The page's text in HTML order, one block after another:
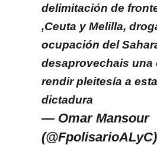
delimitación de
,Ceuta y Melilla,
ocupación del
desaprovechais una
rendir pleitesía a
dictadura
— Omar Mansour
(@FpolisarioALyC)